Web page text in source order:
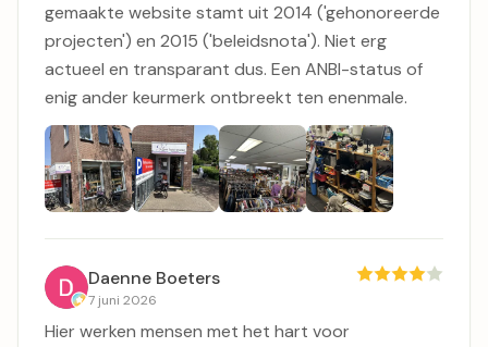
gemaakte website stamt uit 2014 ('gehonoreerde
projecten') en 2015 ('beleidsnota'). Niet erg
actueel en transparant dus. Een ANBI-status of
enig ander keurmerk ontbreekt ten enenmale.
Daenne Boeters
7 juni 2026
Hier werken mensen met het hart voor